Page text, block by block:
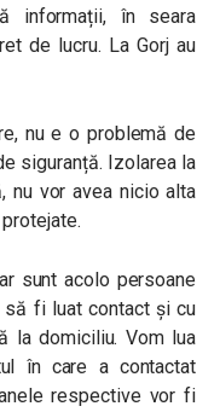
informații, în seara
de lucru. La Gorj au
nu e o problemă de
siguranță. Izolarea la
nu vor avea nicio alta
sunt acolo persoane
fi luat contact și cu
la domiciliu. Vom lua
în care a contactat
respective vor fi